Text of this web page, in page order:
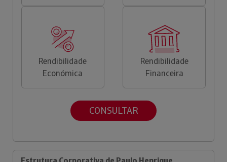
Rendibilidade
Económica
Rendibilidade
Financeira
CONSULTAR